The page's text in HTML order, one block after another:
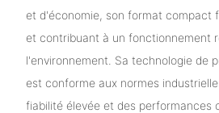
et d'économie, son format compact
et contribuant à un fonctionnement
l'environnement. Sa technologie de
est conforme aux normes
fiabilité élevée et des performances